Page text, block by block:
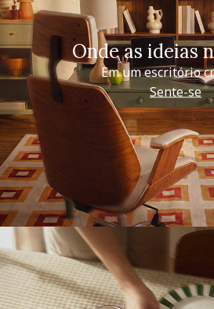
Onde as ideias
Em um escritório
Sente-se